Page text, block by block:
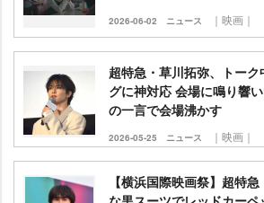
2026-06-02 ニュース ｜映画｜
超特急・草川拓弥、トー
グに神対応 会場に鳴り響
の一言で会場沸かす
2026-05-25 ニュース ｜映画｜
【横浜国際映画祭】超特